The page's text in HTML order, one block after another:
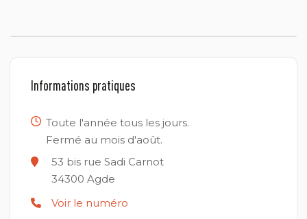
Informations pratiques
Toute l'année tous les jours.
Fermé au mois d'août.
53 bis rue Sadi Carnot
34300 Agde
Voir le numéro